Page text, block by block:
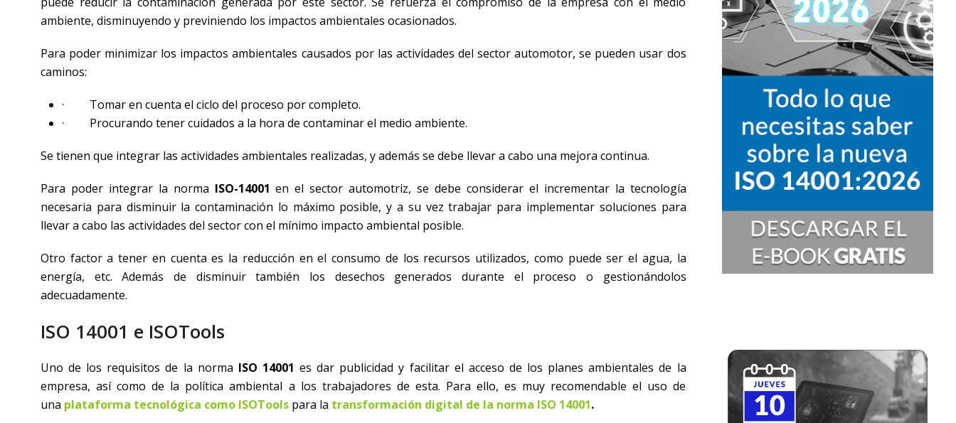
ambiente, disminuyendo y previniendo los impactos ambientales ocasionados.
Para poder minimizar los impactos ambientales causados por las actividades del sector automotor, se pueden usar dos
caminos:
· Tomar en cuenta el ciclo del proceso por completo.
· Procurando tener cuidados a la hora de contaminar el medio ambiente.
Se tienen que integrar las actividades ambientales realizadas, y además se debe llevar a cabo una mejora continua.
Para poder integrar la norma ISO-14001 en el sector automotriz, se debe considerar el incrementar la tecnología
necesaria para disminuir la contaminación lo máximo posible, y a su vez trabajar para implementar soluciones para
llevar a cabo las actividades del sector con el mínimo impacto ambiental posible.
Otro factor a tener en cuenta es la reducción en el consumo de los recursos utilizados, como puede ser el agua, la
energía, etc. Además de disminuir también los desechos generados durante el proceso o gestionándolos
adecuadamente.
ISO 14001 e ISOTools
Uno de los requisitos de la norma ISO 14001 es dar publicidad y facilitar el acceso de los planes ambientales de la
empresa, así como de la política ambiental a los trabajadores de esta. Para ello, es muy recomendable el uso de
una plataforma tecnológica como ISOTools para la transformación digital de la norma ISO 14001.